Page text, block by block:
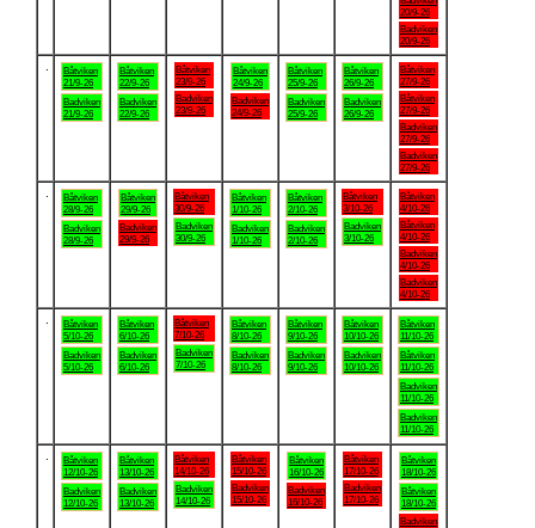
20/9-26
Badviken
20/9-26
Båtviken
21/9-26
Badviken
21/9-26
Båtviken
22/9-26
Badviken
22/9-26
Båtviken
23/9-26
Badviken
23/9-26
Båtviken
24/9-26
Badviken
24/9-26
Båtviken
25/9-26
Badviken
25/9-26
Båtviken
26/9-26
Badviken
26/9-26
Båtviken
27/9-26
Båtviken
27/9-26
Badviken
27/9-26
Badviken
27/9-26
Båtviken
28/9-26
Badviken
28/9-26
Båtviken
29/9-26
Badviken
29/9-26
Båtviken
30/9-26
Badviken
30/9-26
Båtviken
1/10-26
Badviken
1/10-26
Båtviken
2/10-26
Badviken
2/10-26
Båtviken
3/10-26
Badviken
3/10-26
Båtviken
4/10-26
Båtviken
4/10-26
Badviken
4/10-26
Badviken
4/10-26
Båtviken
5/10-26
Badviken
5/10-26
Båtviken
6/10-26
Badviken
6/10-26
Båtviken
7/10-26
Badviken
7/10-26
Båtviken
8/10-26
Badviken
8/10-26
Båtviken
9/10-26
Badviken
9/10-26
Båtviken
10/10-26
Badviken
10/10-26
Båtviken
11/10-26
Båtviken
11/10-26
Badviken
11/10-26
Badviken
11/10-26
Båtviken
12/10-26
Badviken
12/10-26
Båtviken
13/10-26
Badviken
13/10-26
Båtviken
14/10-26
Badviken
14/10-26
Båtviken
15/10-26
Badviken
15/10-26
Båtviken
16/10-26
Badviken
16/10-26
Båtviken
17/10-26
Badviken
17/10-26
Båtviken
18/10-26
Båtviken
18/10-26
Badviken